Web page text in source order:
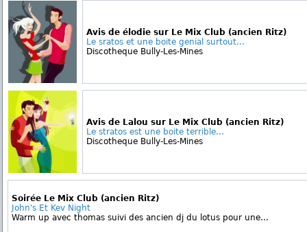
Avis de élodie sur Le Mix Club (ancien Ritz)
Le sratos et une boite genial surtout...
Discotheque Bully-Les-Mines
Avis de Lalou sur Le Mix Club (ancien Ritz)
Le stratos est une boite terrible...
Discotheque Bully-Les-Mines
Soirée Le Mix Club (ancien Ritz)
John's Et Kev Night
Warm up avec thomas suivi des ancien dj du lotus pour une...